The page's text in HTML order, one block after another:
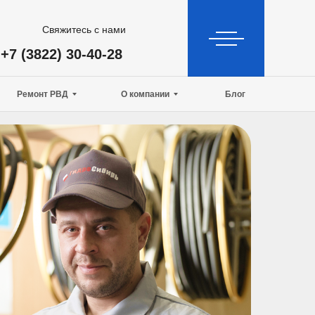
+7 (3822) 30-40-28
О компании
Ремонт РВД Блог
Свяжитесь с нами